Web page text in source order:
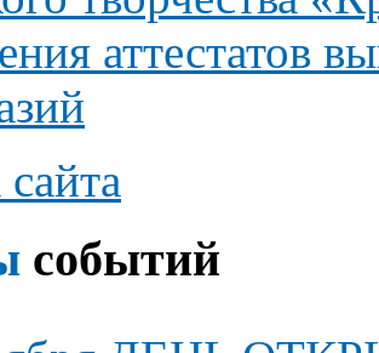
аттестатов
сайта
событий